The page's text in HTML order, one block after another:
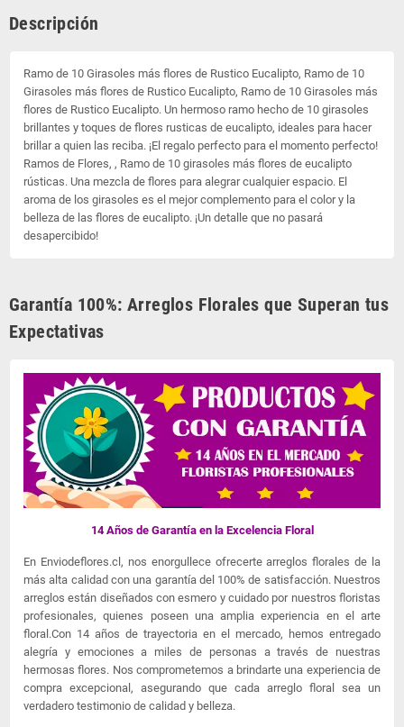
Descripción
Ramo de 10 Girasoles más flores de Rustico Eucalipto, Ramo de 10
Girasoles más flores de Rustico Eucalipto, Ramo de 10 Girasoles más
flores de Rustico Eucalipto. Un hermoso ramo hecho de 10 girasoles
brillantes y toques de flores rusticas de eucalipto, ideales para hacer
brillar a quien las reciba. ¡El regalo perfecto para el momento perfecto!
Ramos de Flores, , Ramo de 10 girasoles más flores de eucalipto
rústicas. Una mezcla de flores para alegrar cualquier espacio. El
aroma de los girasoles es el mejor complemento para el color y la
belleza de las flores de eucalipto. ¡Un detalle que no pasará
desapercibido!
Garantía 100%: Arreglos Florales que Superan tus
Expectativas
14 Años de Garantía en la Excelencia Floral
En Enviodeflores.cl, nos enorgullece ofrecerte arreglos florales de la
más alta calidad con una garantía del 100% de satisfacción. Nuestros
arreglos están diseñados con esmero y cuidado por nuestros floristas
profesionales, quienes poseen una amplia experiencia en el arte
floral.Con 14 años de trayectoria en el mercado, hemos entregado
alegría y emociones a miles de personas a través de nuestras
hermosas flores. Nos comprometemos a brindarte una experiencia de
compra excepcional, asegurando que cada arreglo floral sea un
verdadero testimonio de calidad y belleza.